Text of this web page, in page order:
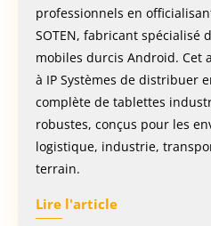
professionnels en
SOTEN, fabricant spécialisé
mobiles durcis Android. Cet
à IP Systèmes de distribuer
complète de tablettes
robustes, conçus pour les
logistique, industrie,
terrain.
Lire l'article